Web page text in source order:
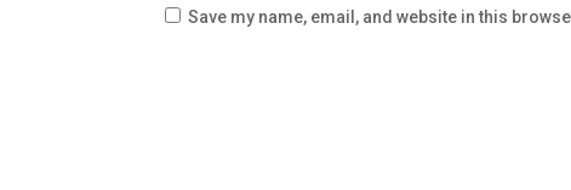
Save my name, email, and website in this